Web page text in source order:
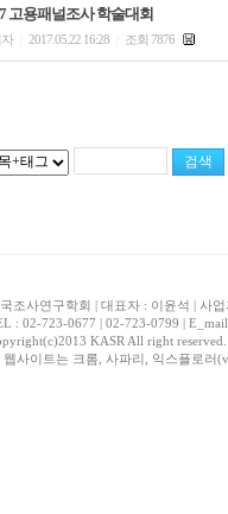
고용패널조사 학술대회
자 2017.05.22 16:28 조회 7876
조사연구학회 | 대표자 : 이윤석 | 사
: 02-723-0677 | 02-723-0799 | E_mail
KASR All right
웹사이트는 크롬, 사파리, 익스플로러